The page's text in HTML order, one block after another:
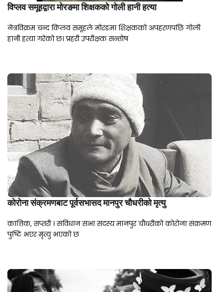
विप्लव समूहद्वारा मोरङमा शिक्षकको गोली हानी हत्या
नेत्रविक्रम चन्द विप्लव समूहले मोरङमा शिक्षकको अपहरणपछि गोली
हानी हत्या गरेको छ। प्रहरी उपरीक्षक सन्तोष
कोरोना संक्रमणबाट पूर्वसभासद मानपुर चौधरीको मृत्यु
कात्तिक, सप्तरी । संविधान सभा सदस्य मानपुर चौधरीको कोरोना संक्रमण
पुष्टि भएर मृत्यु भएको छ